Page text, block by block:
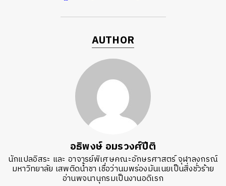
AUTHOR
อธิพงษ์ อมรวงศ์ปีติ
นักแปลอิสระ และ อาจารย์พิเศษคณะอักษรศาสตร์ จุฬาลงกรณ์
มหาวิทยาลัย เสพติดน้ำชา เชื่อว่านมพร่องมันเนยเป็นสิ่งชั่วร้าย
อ่านพจนานุกรมเป็นงานอดิเรก